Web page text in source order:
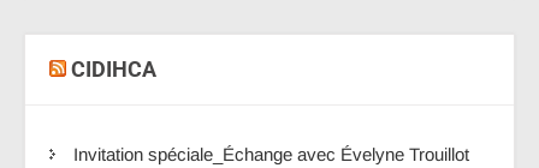
CIDIHCA
Invitation spéciale_Échange avec Évelyne Trouillot